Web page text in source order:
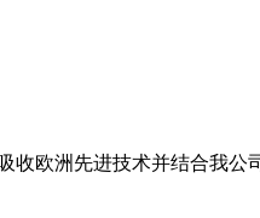
欧洲先进技术并结合我